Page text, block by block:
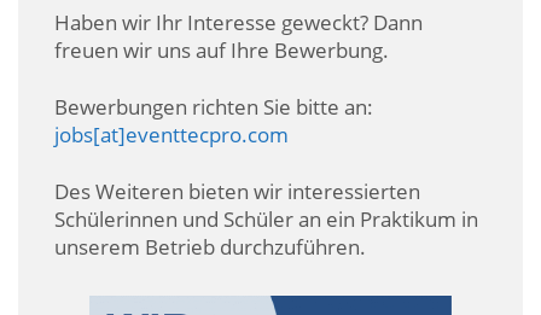
Haben wir Ihr Interesse geweckt? Dann
freuen wir uns auf Ihre Bewerbung.
Bewerbungen richten Sie bitte an:
jobs[at]eventtecpro.com
Des Weiteren bieten wir interessierten
Schülerinnen und Schüler an ein Praktikum in
unserem Betrieb durchzuführen.